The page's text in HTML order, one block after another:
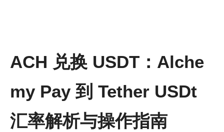
ACH 兑换 USDT：Alche
my Pay 到 Tether USDt
汇率解析与操作指南